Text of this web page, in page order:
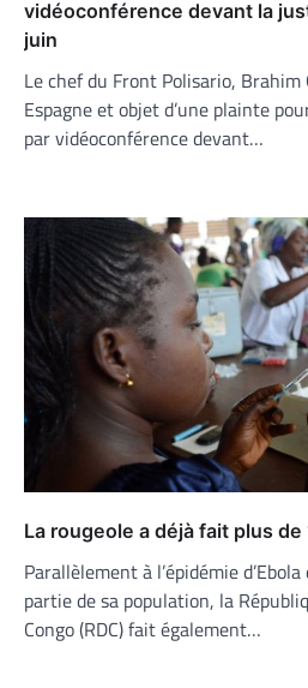
vidéoconférence devant la
juin
Le chef du Front Polisario,
Espagne et objet d’une plainte
par vidéoconférence devant…
La rougeole a déjà fait plus de
Parallèlement à l’épidémie
partie de sa population, la
Congo (RDC) fait également…